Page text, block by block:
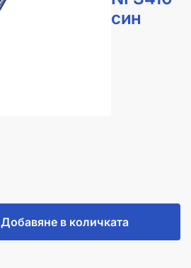
син
Добавяне в количката